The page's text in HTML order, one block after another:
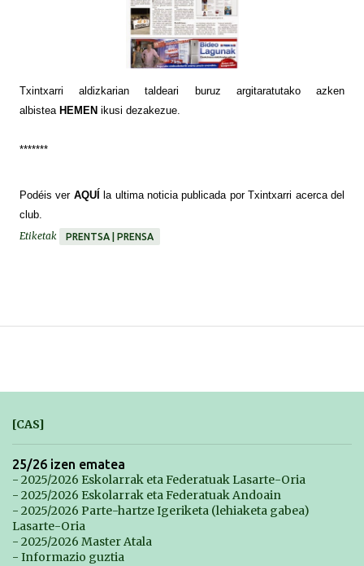
Txintxarri aldizkarian taldeari buruz argitaratutako azken
albistea HEMEN ikusi dezakezue.
*******
Podéis ver AQUÍ
la ultima noticia publicada por Txintxarri acerca del
club.
Etiketak
PRENTSA | PRENSA
[CAS]
25/26 izen ematea
- 2025/2026 Eskolarrak eta Federatuak Lasarte-Oria
- 2025/2026 Eskolarrak eta Federatuak Andoain
- 2025/2026 Parte-hartze Igeriketa (lehiaketa gabea)
Lasarte-Oria
- 2025/2026 Master Atala
- Informazio guztia